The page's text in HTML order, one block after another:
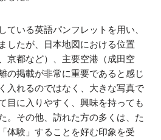
ている英語パンフレットを用い、
したが、日本地図における位置
京都など）、主要空港（成田空
の掲載が非常に重要であると感じ
入れるのではなく、大きな写真で
目に入りやすく、興味を持っても
。その他、訪れた方の多くは、た
体験」することを好む印象を受